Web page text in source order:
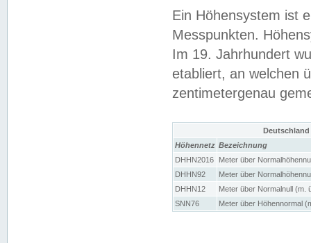
Ein Höhensystem ist
Messpunkten.
Im 19. Jahrhundert
etabliert, an welchen
zentimetergenau
Höhennetz Bezeichnung
DHHN2016
Meter über
DHHN92
Meter über
DHHN12
Meter über Normalnull (m.
SNN76
Meter über Höhennormal